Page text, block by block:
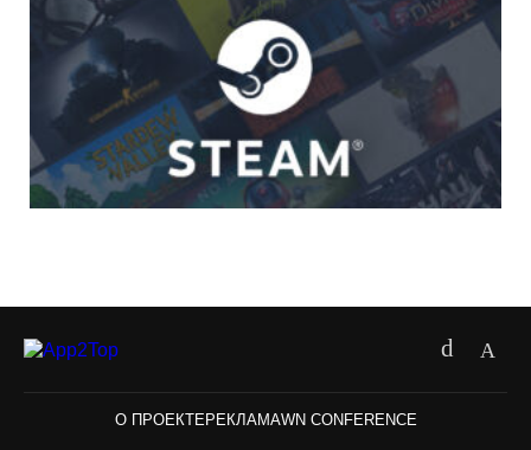
О ПРОЕКТЕРЕКЛАМАWN CONFERENCE